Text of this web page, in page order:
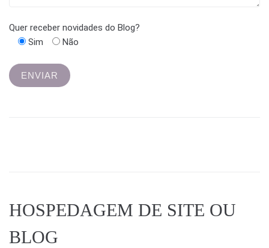
Quer receber novidades do Blog?
Sim
Não
HOSPEDAGEM DE SITE OU
BLOG